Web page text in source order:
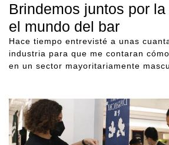
Brindemos juntos por
el mundo del bar
Hace tiempo entrevisté a unas
industria para que me contaran
en un sector mayoritariamente